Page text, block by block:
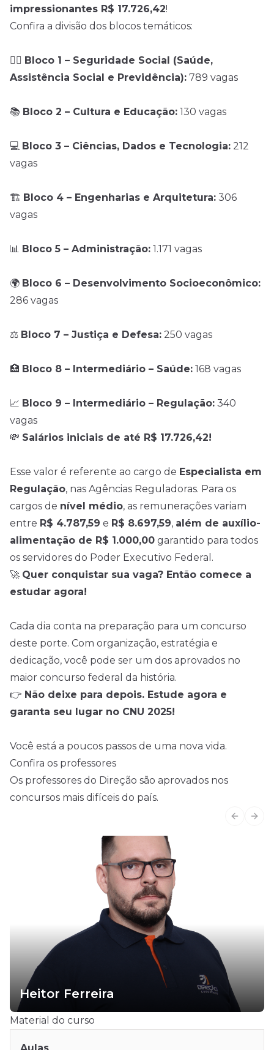
impressionantes R$ 17.726,42!
Confira a divisão dos blocos temáticos:
🧑‍⚕️ Bloco 1 – Seguridade Social (Saúde,
Assistência Social e Previdência): 789 vagas
📚 Bloco 2 – Cultura e Educação: 130 vagas
💻 Bloco 3 – Ciências, Dados e Tecnologia: 212
vagas
🏗️ Bloco 4 – Engenharias e Arquitetura: 306
vagas
📊 Bloco 5 – Administração: 1.171 vagas
🌍 Bloco 6 – Desenvolvimento Socioeconômico:
286 vagas
⚖️ Bloco 7 – Justiça e Defesa: 250 vagas
🏥 Bloco 8 – Intermediário – Saúde: 168 vagas
📈 Bloco 9 – Intermediário – Regulação: 340
vagas
💸 Salários iniciais de até R$ 17.726,42!
Esse valor é referente ao cargo de Especialista em
Regulação, nas Agências Reguladoras. Para os
cargos de nível médio, as remunerações variam
entre R$ 4.787,59 e R$ 8.697,59, além de auxílio-
alimentação de R$ 1.000,00 garantido para todos
os servidores do Poder Executivo Federal.
🚀 Quer conquistar sua vaga? Então comece a
estudar agora!
Cada dia conta na preparação para um concurso
deste porte. Com organização, estratégia e
dedicação, você pode ser um dos aprovados no
maior concurso federal da história.
👉 Não deixe para depois. Estude agora e
garanta seu lugar no CNU 2025!
Você está a poucos passos de uma nova vida.
Confira os professores
Os professores do Direção são aprovados nos
concursos mais difíceis do país.
Heitor Ferreira
Material do curso